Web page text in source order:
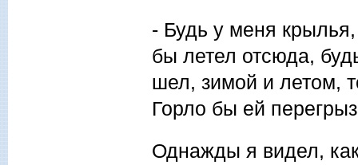
- Будь у меня
бы летел отсюда,
шел, зимой и летом,
Горло бы ей
Однажды я видел,